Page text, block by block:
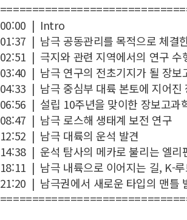
00:00 | Intro
01:37 | 남극 공동관리를 목적으로 체결
02:51 | 극지와 관련 지역에서의 연구 수
03:40 | 남극 연구의 전초기지가 될 장보
04:33 | 남극 중심부 대륙 본토에 지어진
06:56 | 설립 10주년을 맞이한 장보고과
08:47 | 남극 로스해 생태계 보전 연구
12:52 | 남극 대륙의 운석 발견
14:38 | 운석 탐사의 메카로 불리는 엘리
18:11 | 남극 내륙으로 이어지는 길, K-
21:20 | 남극권에서 새로운 타입의 맨틀